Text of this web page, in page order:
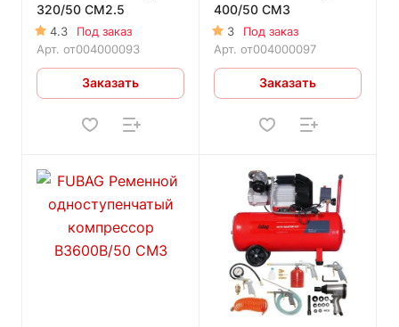
320/50 CM2.5
4.3
Под заказ
Арт. от004000093
Заказать
400/50 CM3
3
Под заказ
Арт. от004000097
Заказать